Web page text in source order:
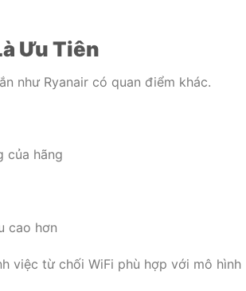
Ưu Tiên
như Ryanair có quan điểm khác.
của hãng
cao hơn
việc từ chối WiFi phù hợp với mô hình